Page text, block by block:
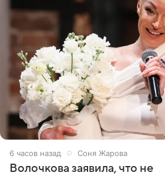
6 часов назад Соня Жарова
Волочкова заявила, что не